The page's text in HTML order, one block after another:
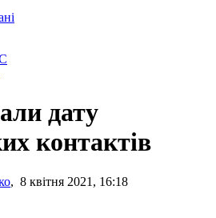
дату
контактів
, 8 квітня 2021, 16:18